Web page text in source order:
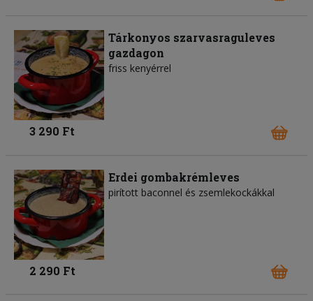
Tárkonyos szarvasraguleves
gazdagon
friss kenyérrel
3 290 Ft
Erdei gombakrémleves
pirított baconnel és zsemlekockákkal
2 290 Ft